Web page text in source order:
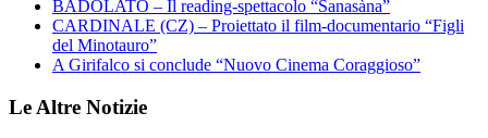
BADOLATO – Il reading-spettacolo “Sanasàna”
CARDINALE (CZ) – Proiettato il film-documentario “Figli
del Minotauro”
A Girifalco si conclude “Nuovo Cinema Coraggioso”
Le Altre Notizie